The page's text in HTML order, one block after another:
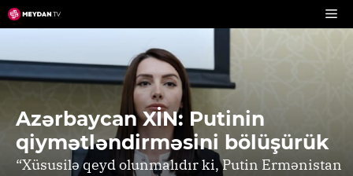
Skip
to
Azərbaycan XİN: Putinin
qiymətləndirməsini bölüşürük
“Xüsusilə qeyd olunmalıdır ki, Putin Ermənistan